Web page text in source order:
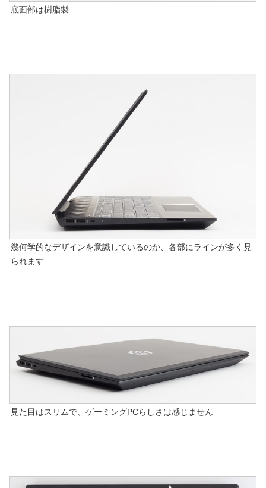
底面部は樹脂製
幾何学的なデザインを意識しているのか、各部にラインが多く見
られます
見た目はスリムで、ゲーミングPCらしさは感じません